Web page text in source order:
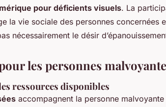
pour déficients visuels. La
la vie sociale des personnes concernées
nécessairement le désir
les personnes
ressources disponibles
accompagnent la personne